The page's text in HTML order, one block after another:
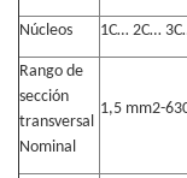
Núcleos 1C… 2C…
Rango de
sección
transversal
Nominal
1,5 mm2-